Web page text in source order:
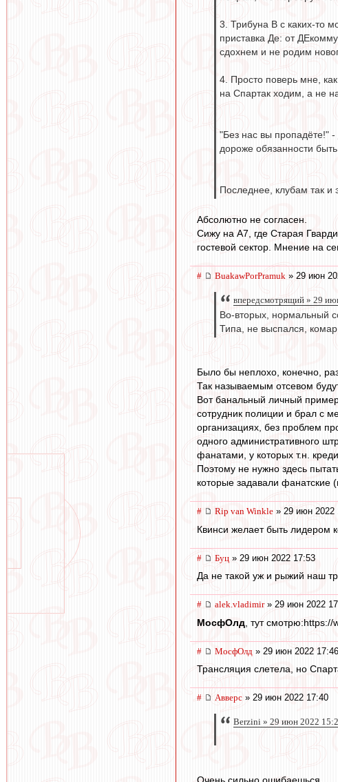
3. Трибуна В с каких-то
приставка Де: от
сдохнем и не родим
4. Просто поверь мне,
на Спартак ходим, а не
"Без нас вы пропадёте!" -
дороже обязанности
Последнее, клубам так и
Абсолютно не согласен.
Сижу на A7, где Старая
гостевой сектор. Мнение на
# BuakawPorPramuk » 29 июн
впередсмотрящий » 29
Во-вторых, нормальный
Типа, не выспался, комар
Было бы неплохо, конечно,
Так называемым отсевом
Вот банальный личный
сотрудник полиции и брал с
организациях, без проблем
одного административного
фанатами, у которых т.н.
Поэтому не нужно здесь
которые задавали фанатские
# Rip van Winkle » 29 июн 2022
Квинси желает быть лидером
# Буц » 29 июн 2022 17:53
Да не такой уж и рыжий наш
# alek.vladimir» 29 июн 2022
МосфОлд , тут
# МосфОлд » 29 июн 2022 17:46
Трансляция слетела, но
# Авверс » 29 июн 2022 17:40
Berzini » 29 июн 2022